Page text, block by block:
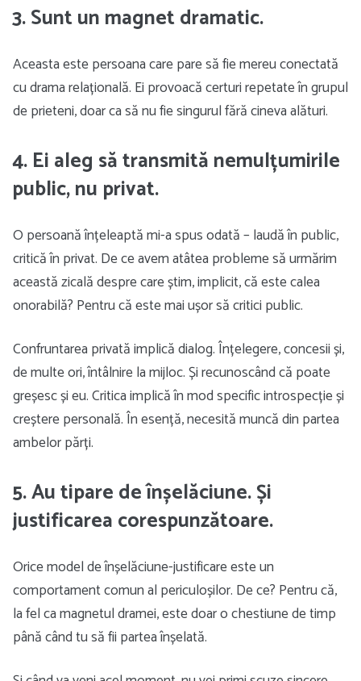
3. Sunt un magnet dramatic.
Aceasta este persoana care pare să fie mereu conectată
cu drama relațională. Ei provoacă certuri repetate în grupul
de prieteni, doar ca să nu fie singurul fără cineva alături.
4. Ei aleg să transmită nemulțumirile
public, nu privat.
O persoană înțeleaptă mi-a spus odată – laudă în public,
critică în privat. De ce avem atâtea probleme să urmărim
această zicală despre care știm, implicit, că este calea
onorabilă? Pentru că este mai ușor să critici public.
Confruntarea privată implică dialog. Înțelegere, concesii și,
de multe ori, întâlnire la mijloc. Și recunoscând că poate
greșesc și eu. Critica implică în mod specific introspecție și
creștere personală. În esență, necesită muncă din partea
ambelor părți.
5. Au tipare de înșelăciune. Și
justificarea corespunzătoare.
Orice model de înșelăciune-justificare este un
comportament comun al periculoșilor. De ce? Pentru că,
la fel ca magnetul dramei, este doar o chestiune de timp
până când tu să fii partea înșelată.